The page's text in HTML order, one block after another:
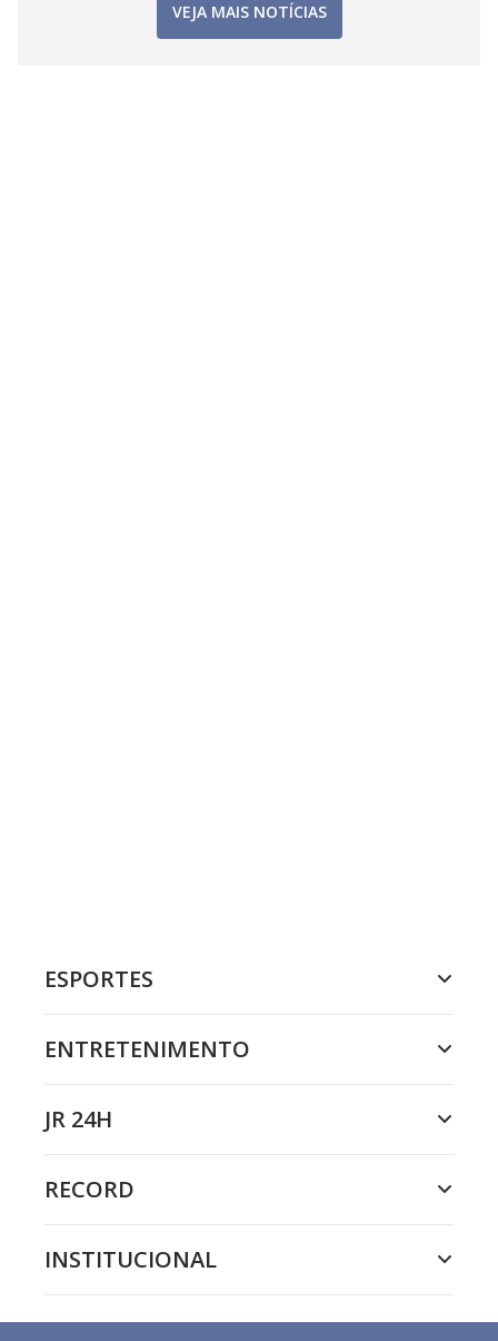
VEJA MAIS NOTÍCIAS
ESPORTES
ENTRETENIMENTO
JR 24H
RECORD
INSTITUCIONAL